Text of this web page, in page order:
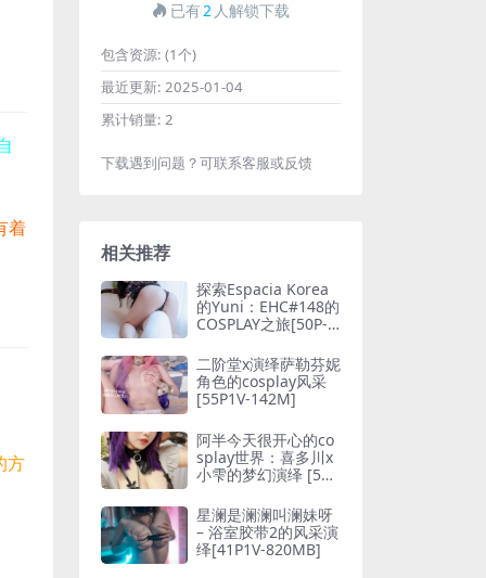
着
方
已有2 人解锁下载
包含资源: (1个)
最近更新: 2025-01-04
累计销量: 2
下载遇到问题？可联系客服或反馈
相关推荐
探索Espacia Korea
的Yuni：EHC#148的
COSPLAY之旅[50P-3
二阶堂x演绎萨勒芬妮
角色的cosplay风采
[55P1V-142M]
阿半今天很开心的co
splay世界：喜多川x
小雫的梦幻演绎 [56P
星澜是澜澜叫澜妹呀
– 浴室胶带2的风采演
绎[41P1V-820MB]